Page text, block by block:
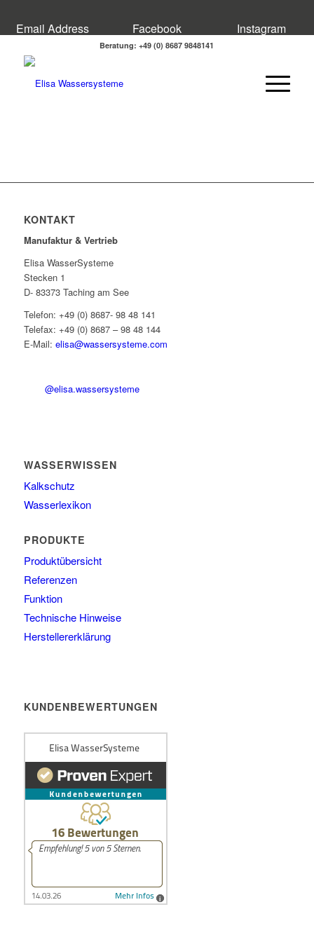
Beratung: +49 (0) 8687 9848141
KONTAKT
Manufaktur & Vertrieb
Elisa WasserSysteme
Stecken 1
D- 83373 Taching am See
Telefon: +49 (0) 8687- 98 48 141
Telefax: +49 (0) 8687 – 98 48 144
E-Mail: elisa@wassersysteme.com
@elisa.wassersysteme
WASSERWISSEN
Kalkschutz
Wasserlexikon
PRODUKTE
Produktübersicht
Referenzen
Funktion
Technische Hinweise
Herstellererklärung
KUNDENBEWERTUNGEN
Email Address Facebook Instagram